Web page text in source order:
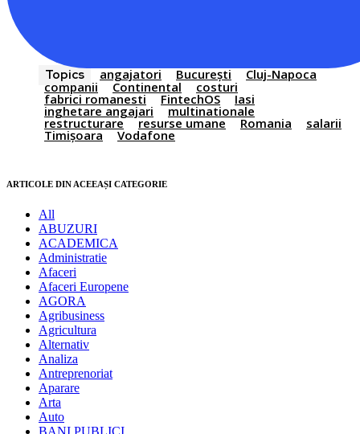
Topics angajatori București
Cluj-Napoca
companii
Continental costuri
fabrici romanesti FintechOS Iasi
inghetare angajari multinationale
restructurare resurse umane Romania salarii
Timișoara Vodafone
ARTICOLE DIN ACEEAȘI CATEGORIE
All
ABUZURI
ACADEMICA
Administratie
Afaceri
Afaceri Europene
AGORA
Agribusiness
Agricultura
Alternativ
Analiza
Antreprenoriat
Aparare
Arta
Auto
BANI PUBLICI